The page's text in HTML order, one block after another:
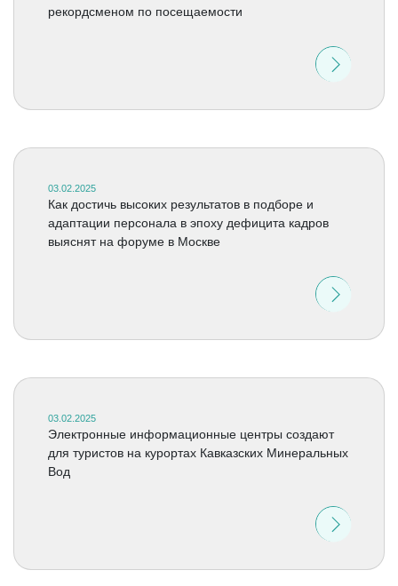
рекордсменом по посещаемости
03.02.2025
Как достичь высоких результатов в подборе и
адаптации персонала в эпоху дефицита кадров
выяснят на форуме в Москве
03.02.2025
Электронные информационные центры создают
для туристов на курортах Кавказских Минеральных
Вод